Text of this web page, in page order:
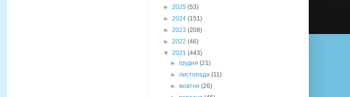
► 2025 (53)
► 2024 (151)
► 2023 (208)
► 2022 (46)
▼ 2021 (443)
►грудня(21)
►листопада(11)
►жовтня(26)